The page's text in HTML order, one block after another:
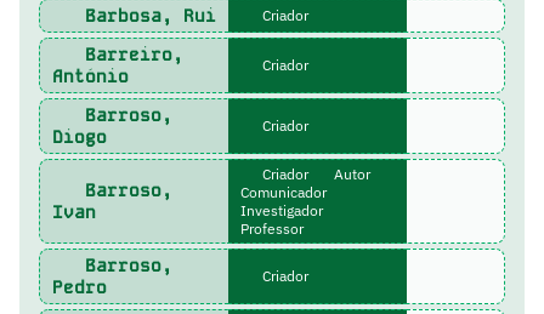
Barbosa, Rui Criador
Barreiro,
António
Criador
Barroso,
Diogo
Criador
Barroso,
Ivan
Criador
Autor
Comunicador
Investigador
Professor
Barroso,
Pedro
Criador